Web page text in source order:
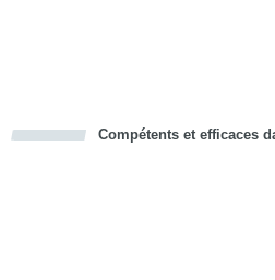
Compétents et efficaces